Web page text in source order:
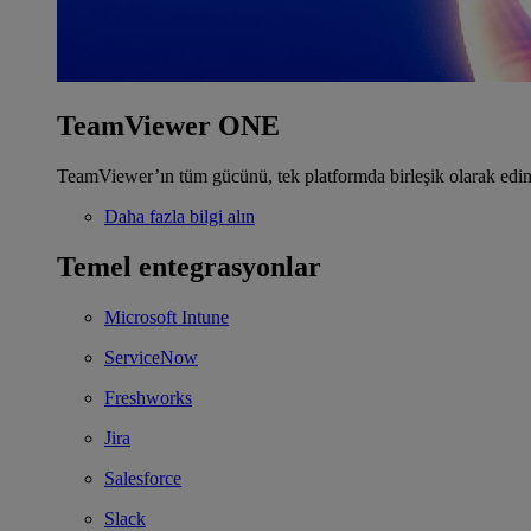
TeamViewer ONE
TeamViewer’ın tüm gücünü, tek platformda birleşik olarak
Daha fazla bilgi alın
Temel entegrasyonlar
Microsoft Intune
ServiceNow
Freshworks
Jira
Salesforce
Slack